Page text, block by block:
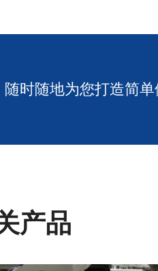
随时随地为您打造简单
产品